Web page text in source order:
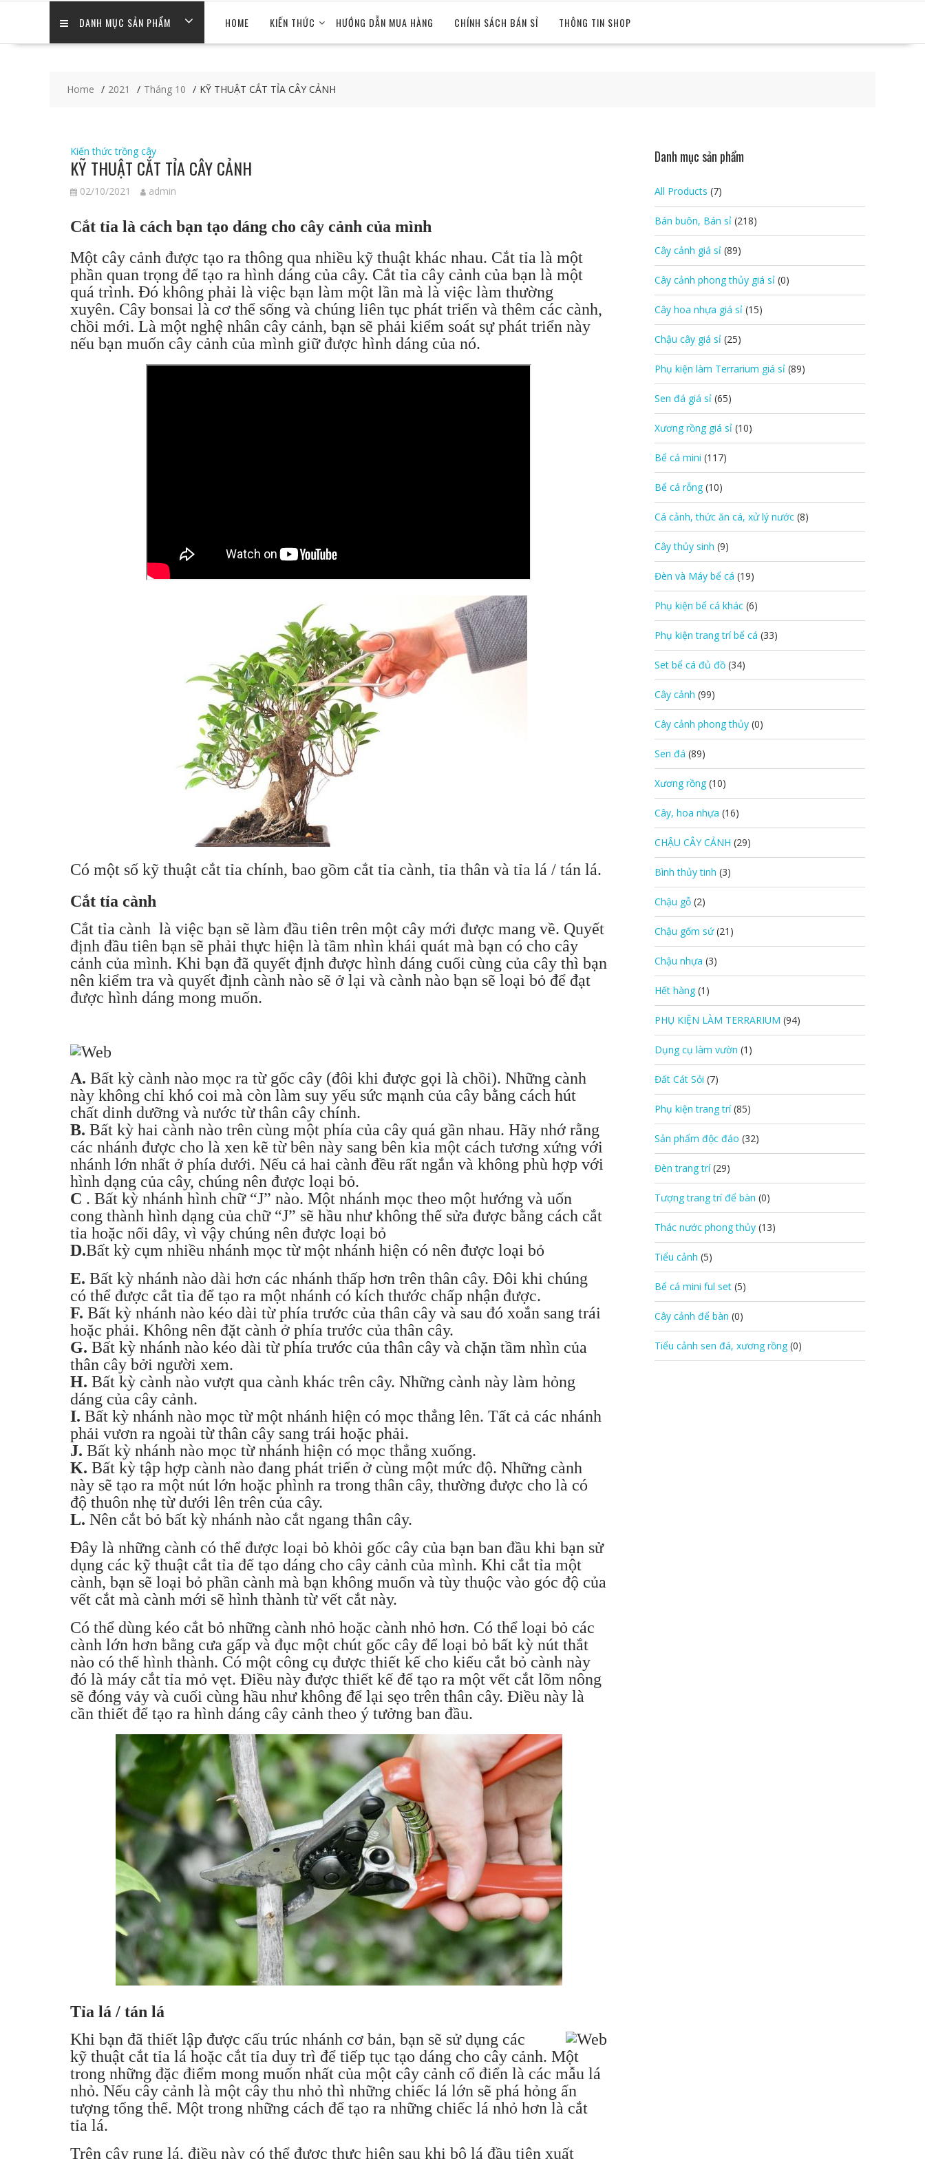
DANH MỤC SẢN PHẨM HOME KIẾN THỨC HƯỚNG DẪN MUA HÀNG CHÍNH SÁCH BÁN SỈ THÔNG TIN SHOP
Home 2021 Tháng 10 KỸ THUẬT CẮT TỈA CÂY CẢNH
Kiến thức trồng cây
KỸ THUẬT CẮT TỈA CÂY CẢNH
02/10/2021 admin
Cắt tỉa là cách bạn tạo dáng cho cây cảnh của mình
Một cây cảnh được tạo ra thông qua nhiều kỹ thuật khác nhau. Cắt tỉa là một
phần quan trọng để tạo ra hình dáng của cây. Cắt tỉa cây cảnh của bạn là một
quá trình. Đó không phải là việc bạn làm một lần mà là việc làm thường
xuyên. Cây bonsai là cơ thể sống và chúng liên tục phát triển và thêm các cành,
chồi mới. Là một nghệ nhân cây cảnh, bạn sẽ phải kiểm soát sự phát triển này
nếu bạn muốn cây cảnh của mình giữ được hình dáng của nó.
Có một số kỹ thuật cắt tỉa chính, bao gồm cắt tỉa cành, tỉa thân và tỉa lá / tán lá.
Cắt tỉa cành
Cắt tỉa cành là việc bạn sẽ làm đầu tiên trên một cây mới được mang về. Quyết
định đầu tiên bạn sẽ phải thực hiện là tầm nhìn khái quát mà bạn có cho cây
cảnh của mình. Khi bạn đã quyết định được hình dáng cuối cùng của cây thì bạn
nên kiểm tra và quyết định cành nào sẽ ở lại và cành nào bạn sẽ loại bỏ để đạt
được hình dáng mong muốn.
A. Bất kỳ cành nào mọc ra từ gốc cây (đôi khi được gọi là chồi). Những cành
này không chỉ khó coi mà còn làm suy yếu sức mạnh của cây bằng cách hút
chất dinh dưỡng và nước từ thân cây chính.
B. Bất kỳ hai cành nào trên cùng một phía của cây quá gần nhau. Hãy nhớ rằng
các nhánh được cho là xen kẽ từ bên này sang bên kia một cách tương xứng với
nhánh lớn nhất ở phía dưới. Nếu cả hai cành đều rất ngắn và không phù hợp với
hình dạng của cây, chúng nên được loại bỏ.
C . Bất kỳ nhánh hình chữ “J” nào. Một nhánh mọc theo một hướng và uốn
cong thành hình dạng của chữ “J” sẽ hầu như không thể sửa được bằng cách cắt
tỉa hoặc nối dây, vì vậy chúng nên được loại bỏ
D.Bất kỳ cụm nhiều nhánh mọc từ một nhánh hiện có nên được loại bỏ
E. Bất kỳ nhánh nào dài hơn các nhánh thấp hơn trên thân cây. Đôi khi chúng
có thể được cắt tỉa để tạo ra một nhánh có kích thước chấp nhận được.
F. Bất kỳ nhánh nào kéo dài từ phía trước của thân cây và sau đó xoắn sang trái
hoặc phải. Không nên đặt cành ở phía trước của thân cây.
G. Bất kỳ nhánh nào kéo dài từ phía trước của thân cây và chặn tầm nhìn của
thân cây bởi người xem.
H. Bất kỳ cành nào vượt qua cành khác trên cây. Những cành này làm hỏng
dáng của cây cảnh.
I. Bất kỳ nhánh nào mọc từ một nhánh hiện có mọc thẳng lên. Tất cả các nhánh
phải vươn ra ngoài từ thân cây sang trái hoặc phải.
J. Bất kỳ nhánh nào mọc từ nhánh hiện có mọc thẳng xuống.
K. Bất kỳ tập hợp cành nào đang phát triển ở cùng một mức độ. Những cành
này sẽ tạo ra một nút lớn hoặc phình ra trong thân cây, thường được cho là có
độ thuôn nhẹ từ dưới lên trên của cây.
L. Nên cắt bỏ bất kỳ nhánh nào cắt ngang thân cây.
Đây là những cành có thể được loại bỏ khỏi gốc cây của bạn ban đầu khi bạn sử
dụng các kỹ thuật cắt tỉa để tạo dáng cho cây cảnh của mình. Khi cắt tỉa một
cành, bạn sẽ loại bỏ phần cành mà bạn không muốn và tùy thuộc vào góc độ của
vết cắt mà cành mới sẽ hình thành từ vết cắt này.
Có thể dùng kéo cắt bỏ những cành nhỏ hoặc cành nhỏ hơn. Có thể loại bỏ các
cành lớn hơn bằng cưa gấp và đục một chút gốc cây để loại bỏ bất kỳ nút thắt
nào có thể hình thành. Có một công cụ được thiết kế cho kiểu cắt bỏ cành này
đó là máy cắt tỉa mỏ vẹt. Điều này được thiết kế để tạo ra một vết cắt lõm nông
sẽ đóng vảy và cuối cùng hầu như không để lại sẹo trên thân cây. Điều này là
cần thiết để tạo ra hình dáng cây cảnh theo ý tưởng ban đầu.
Tỉa lá / tán lá
Khi bạn đã thiết lập được cấu trúc nhánh cơ bản, bạn sẽ sử dụng các
kỹ thuật cắt tỉa lá hoặc cắt tỉa duy trì để tiếp tục tạo dáng cho cây cảnh. Một
trong những đặc điểm mong muốn nhất của một cây cảnh cổ điển là các mẫu lá
nhỏ. Nếu cây cảnh là một cây thu nhỏ thì những chiếc lá lớn sẽ phá hỏng ấn
tượng tổng thể. Một trong những cách để tạo ra những chiếc lá nhỏ hơn là cắt
tỉa lá.
Trên cây rụng lá, điều này có thể được thực hiện sau khi bộ lá đầu tiên xuất
Danh mục sản phẩm
All Products (7)
Bán buôn, Bán sỉ (218)
Cây cảnh giá sỉ (89)
Cây cảnh phong thủy giá sỉ (0)
Cây hoa nhựa giá sỉ (15)
Chậu cây giá sỉ (25)
Phụ kiện làm Terrarium giá sỉ (89)
Sen đá giá sỉ (65)
Xương rồng giá sỉ (10)
Bể cá mini (117)
Bể cá rỗng (10)
Cá cảnh, thức ăn cá, xử lý nước (8)
Cây thủy sinh (9)
Đèn và Máy bể cá (19)
Phụ kiện bể cá khác (6)
Phụ kiện trang trí bể cá (33)
Set bể cá đủ đồ (34)
Cây cảnh (99)
Cây cảnh phong thủy (0)
Sen đá (89)
Xương rồng (10)
Cây, hoa nhựa (16)
CHẬU CÂY CẢNH (29)
Bình thủy tinh (3)
Chậu gỗ (2)
Chậu gốm sứ (21)
Chậu nhựa (3)
Hết hàng (1)
PHỤ KIỆN LÀM TERRARIUM (94)
Dụng cụ làm vườn (1)
Đất Cát Sỏi (7)
Phụ kiện trang trí (85)
Sản phẩm độc đáo (32)
Đèn trang trí (29)
Tượng trang trí để bàn (0)
Thác nước phong thủy (13)
Tiểu cảnh (5)
Bể cá mini ful set (5)
Cây cảnh để bàn (0)
Tiểu cảnh sen đá, xương rồng (0)